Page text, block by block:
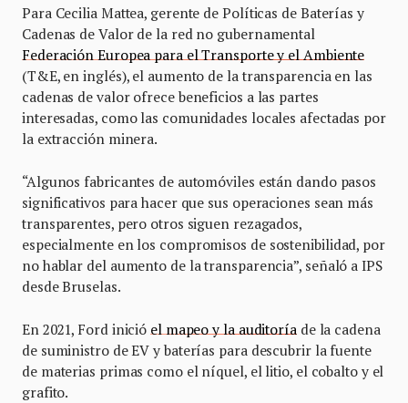
Para Cecilia Mattea, gerente de Políticas de Baterías y
Cadenas de Valor de la red no gubernamental
Federación Europea para el Transporte y el Ambiente
(T&E, en inglés), el aumento de la transparencia en las
cadenas de valor ofrece beneficios a las partes
interesadas, como las comunidades locales afectadas por
la extracción minera.
“Algunos fabricantes de automóviles están dando pasos
significativos para hacer que sus operaciones sean más
transparentes, pero otros siguen rezagados,
especialmente en los compromisos de sostenibilidad, por
no hablar del aumento de la transparencia”, señaló a IPS
desde Bruselas.
En 2021, Ford inicióel mapeo y la auditoríade la cadena
de suministro de EV y baterías para descubrir la fuente
de materias primas como el níquel, el litio, el cobalto y el
grafito.